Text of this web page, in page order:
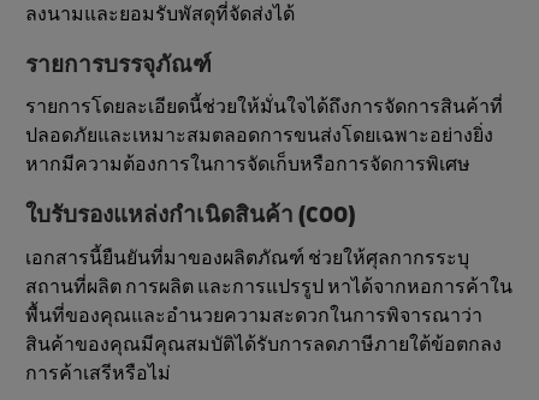
ลงนามและยอมรับพัสดุที่จัดส่งได้
รายการบรรจุภัณฑ์
รายการโดยละเอียดนี้ช่วยให้มั่นใจได้ถึงการจัดการสินค้าที่
ปลอดภัยและเหมาะสมตลอดการขนส่งโดยเฉพาะอย่างยิ่ง
หากมีความต้องการในการจัดเก็บหรือการจัดการพิเศษ
ใบรับรองแหล่งกําเนิดสินค้า (COO)
เอกสารนี้ยืนยันที่มาของผลิตภัณฑ์ ช่วยให้ศุลกากรระบุ
สถานที่ผลิต การผลิต และการแปรรูป หาได้จากหอการค้าใน
พื้นที่ของคุณและอํานวยความสะดวกในการพิจารณาว่า
สินค้าของคุณมีคุณสมบัติได้รับการลดภาษีภายใต้ข้อตกลง
การค้าเสรีหรือไม่